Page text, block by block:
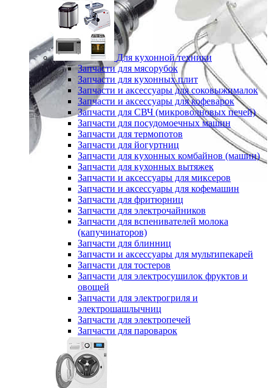
Для кухонной техники
Запчасти для мясорубок
Запчасти для кухонных плит
Запчасти и аксессуары для соковыжималок
Запчасти и аксессуары для кофеварок
Запчасти для СВЧ (микроволновых печей)
Запчасти для посудомоечных машин
Запчасти для термопотов
Запчасти для йогуртниц
Запчасти для кухонных комбайнов (машин)
Запчасти для кухонных вытяжек
Запчасти и аксессуары для миксеров
Запчасти и аксессуары для кофемашин
Запчасти для фритюрниц
Запчасти для электрочайников
Запчасти для вспенивателей молока
(капучинаторов)
Запчасти для блинниц
Запчасти и аксессуары для мультипекарей
Запчасти для тостеров
Запчасти для электросушилок фруктов и
овощей
Запчасти для электрогриля и
электрошашлычниц
Запчасти для электропечей
Запчасти для пароварок